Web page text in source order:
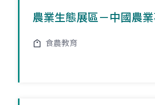
農業生態展區－中國農
食農教育